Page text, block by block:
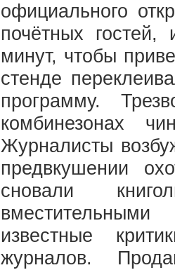
официального
почётных
минут, чтобы
стенде
программу.
комбинезонах
Журналисты
предвкушении
сновали
известные
журналов.